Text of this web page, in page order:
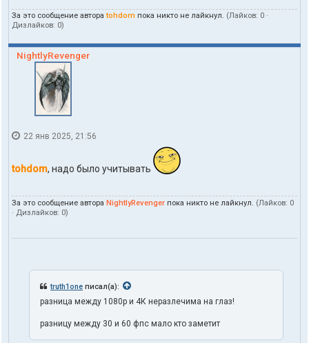
п
о
ь
я
h
m
За это сообщение автораtohdom пока никто не лайкнул. (Лайков: 0 ·
Дизлайков: 0)
NightlyRevenger
22 янв 2025, 21:56
tohdom, надо было учитывать
За это сообщение автора NightlyRevenger пока никто не лайкнул. (Лайков: 0
· Дизлайков: 0)
truth1one писал(а):
разница между 1080p и 4К неразлечима на глаз!
разницу между 30 и 60 фпс мало кто заметит